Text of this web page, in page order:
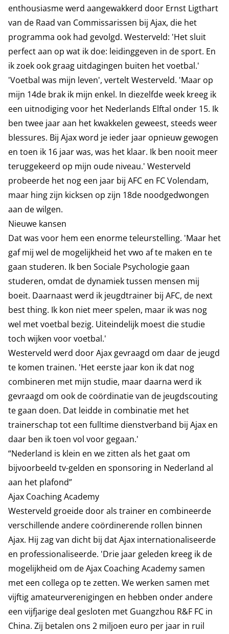
enthousiasme werd aangewakkerd door Ernst Ligthart
van de Raad van Commissarissen bij Ajax, die het
programma ook had gevolgd. Westerveld: 'Het sluit
perfect aan op wat ik doe: leidinggeven in de sport. En
ik zoek ook graag uitdagingen buiten het voetbal.'
'Voetbal was mijn leven', vertelt Westerveld. 'Maar op
mijn 14de brak ik mijn enkel. In diezelfde week kreeg ik
een uitnodiging voor het Nederlands Elftal onder 15. Ik
ben twee jaar aan het kwakkelen geweest, steeds weer
blessures. Bij Ajax word je ieder jaar opnieuw gewogen
en toen ik 16 jaar was, was het klaar. Ik ben nooit meer
teruggekeerd op mijn oude niveau.' Westerveld
probeerde het nog een jaar bij AFC en FC Volendam,
maar hing zijn kicksen op zijn 18de noodgedwongen
aan de wilgen.
Nieuwe kansen
Dat was voor hem een enorme teleurstelling. 'Maar het
gaf mij wel de mogelijkheid het vwo af te maken en te
gaan studeren. Ik ben Sociale Psychologie gaan
studeren, omdat de dynamiek tussen mensen mij
boeit. Daarnaast werd ik jeugdtrainer bij AFC, de next
best thing. Ik kon niet meer spelen, maar ik was nog
wel met voetbal bezig. Uiteindelijk moest die studie
toch wijken voor voetbal.'
Westerveld werd door Ajax gevraagd om daar de jeugd
te komen trainen. 'Het eerste jaar kon ik dat nog
combineren met mijn studie, maar daarna werd ik
gevraagd om ook de coördinatie van de jeugdscouting
te gaan doen. Dat leidde in combinatie met het
trainerschap tot een fulltime dienstverband bij Ajax en
daar ben ik toen vol voor gegaan.'
“Nederland is klein en we zitten als het gaat om
bijvoorbeeld tv-gelden en sponsoring in Nederland al
aan het plafond”
Ajax Coaching Academy
Westerveld groeide door als trainer en combineerde
verschillende andere coördinerende rollen binnen
Ajax. Hij zag van dicht bij dat Ajax internationaliseerde
en professionaliseerde. 'Drie jaar geleden kreeg ik de
mogelijkheid om de Ajax Coaching Academy samen
met een collega op te zetten. We werken samen met
vijftig amateurverenigingen en hebben onder andere
een vijfjarige deal gesloten met Guangzhou R&F FC in
China. Zij betalen ons 2 miljoen euro per jaar in ruil